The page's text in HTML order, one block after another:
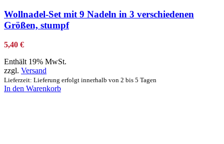
Wollnadel-Set mit 9 Nadeln in 3 verschiedenen
Größen, stumpf
5,40 €
Enthält 19% MwSt.
zzgl. Versand
Lieferzeit: Lieferung erfolgt innerhalb von 2 bis 5 Tagen
In den Warenkorb